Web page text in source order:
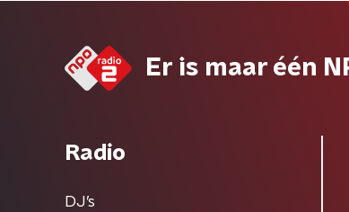
Er is maar één
Radio
DJ’s